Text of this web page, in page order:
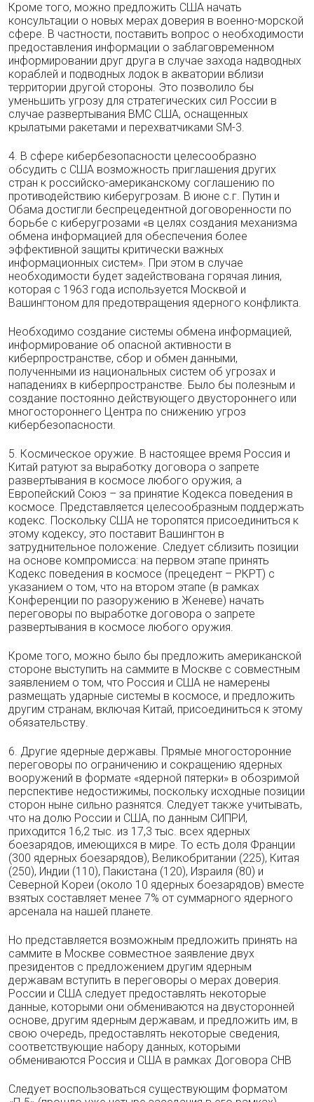
Кроме того, можно предложить США начать
консультации о новых мерах доверия в военно-морской
сфере. В частности, поставить вопрос о необходимости
предоставления информации о заблаговременном
информировании друг друга в случае захода надводных
кораблей и подводных лодок в акватории вблизи
территории другой стороны. Это позволило бы
уменьшить угрозу для стратегических сил России в
случае развертывания ВМС США, оснащенных
крылатыми ракетами и перехватчиками SM-3.
4. В сфере кибербезопасности целесообразно
обсудить с США возможность приглашения других
стран к российско-американскому соглашению по
противодействию киберугрозам. В июне с.г. Путин и
Обама достигли беспрецедентной договоренности по
борьбе с киберугрозами «в целях создания механизма
обмена информацией для обеспечения более
эффективной защиты критически важных
информационных систем». При этом в случае
необходимости будет задействована горячая линия,
которая с 1963 года используется Москвой и
Вашингтоном для предотвращения ядерного конфликта.
Необходимо создание системы обмена информацией,
информирование об опасной активности в
киберпространстве, сбор и обмен данными,
полученными из национальных систем об угрозах и
нападениях в киберпространстве. Было бы полезным и
создание постоянно действующего двустороннего или
многостороннего Центра по снижению угроз
кибербезопасности.
5. Космическое оружие. В настоящее время Россия и
Китай ратуют за выработку договора о запрете
развертывания в космосе любого оружия, а
Европейский Союз – за принятие Кодекса поведения в
космосе. Представляется целесообразным поддержать
кодекс. Поскольку США не торопятся присоединиться к
этому кодексу, это поставит Вашингтон в
затруднительное положение. Следует сблизить позиции
на основе компромисса: на первом этапе принять
Кодекс поведения в космосе (прецедент – РКРТ) с
указанием о том, что на втором этапе (в рамках
Конференции по разоружению в Женеве) начать
переговоры по выработке договора о запрете
развертывания в космосе любого оружия.
Кроме того, можно было бы предложить американской
стороне выступить на саммите в Москве с совместным
заявлением о том, что Россия и США не намерены
размещать ударные системы в космосе, и предложить
другим странам, включая Китай, присоединиться к этому
обязательству.
6. Другие ядерные державы. Прямые многосторонние
переговоры по ограничению и сокращению ядерных
вооружений в формате «ядерной пятерки» в обозримой
перспективе недостижимы, поскольку исходные позиции
сторон ныне сильно разнятся. Следует также учитывать,
что на долю России и США, по данным СИПРИ,
приходится 16,2 тыс. из 17,3 тыс. всех ядерных
боезарядов, имеющихся в мире. То есть доля Франции
(300 ядерных боезарядов), Великобритании (225), Китая
(250), Индии (110), Пакистана (120), Израиля (80) и
Северной Кореи (около 10 ядерных боезарядов) вместе
взятых составляет менее 7% от суммарного ядерного
арсенала на нашей планете.
Но представляется возможным предложить принять на
саммите в Москве совместное заявление двух
президентов с предложением другим ядерным
державам вступить в переговоры о мерах доверия.
России и США следует предоставлять некоторые
данные, которыми они обмениваются на двусторонней
основе, другим ядерным державам, и предложить им, в
свою очередь, предоставлять некоторые сведения,
соответствующие набору данных, которыми
обмениваются Россия и США в рамках Договора СНВ
Следует воспользоваться существующим форматом